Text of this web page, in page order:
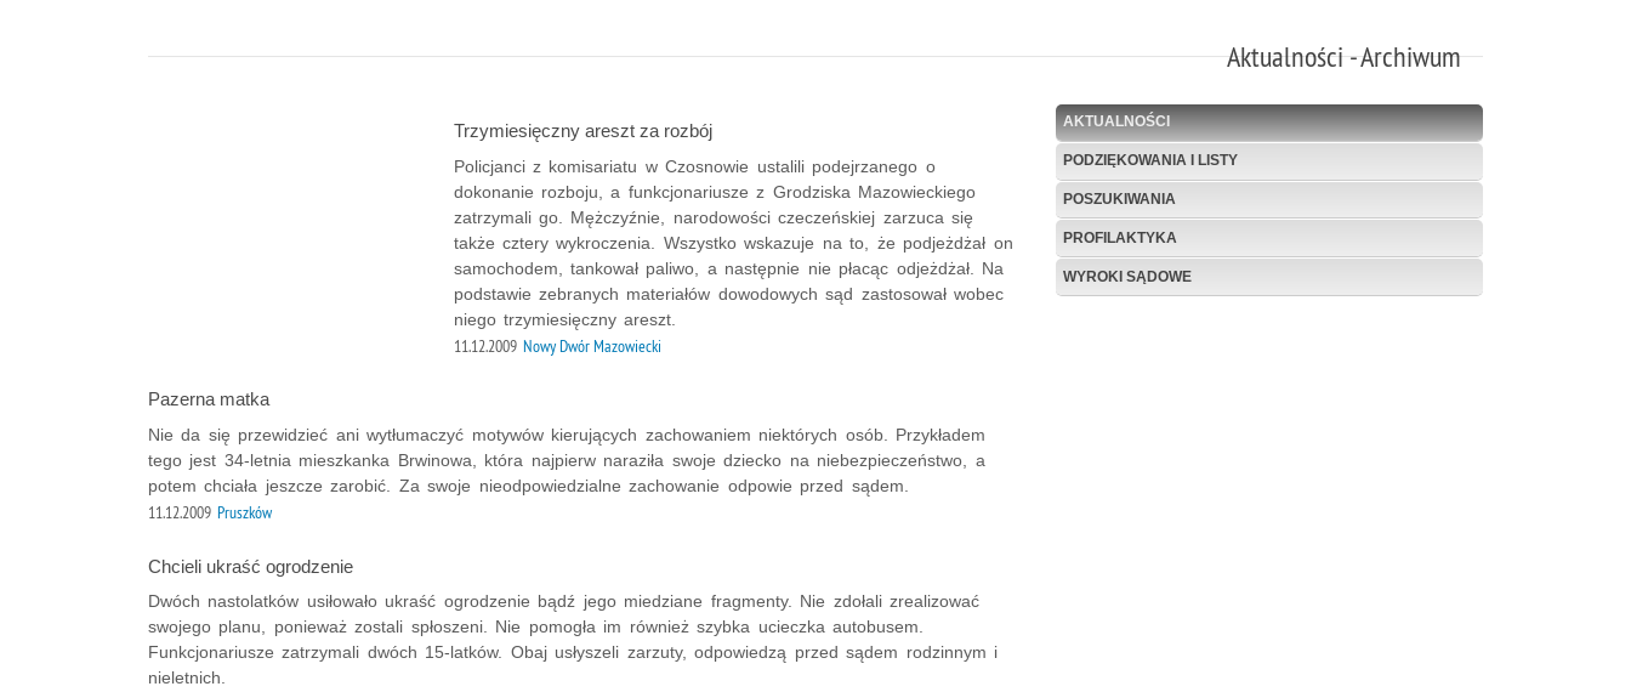
Aktualności - Archiwum
Trzymiesięczny areszt za rozbój
Policjanci z komisariatu w Czosnowie ustalili podejrzanego o
dokonanie rozboju, a funkcjonariusze z Grodziska Mazowieckiego
zatrzymali go. Mężczyźnie, narodowości czeczeńskiej zarzuca się
także cztery wykroczenia. Wszystko wskazuje na to, że podjeżdżał on
samochodem, tankował paliwo, a następnie nie płacąc odjeżdżał. Na
podstawie zebranych materiałów dowodowych sąd zastosował wobec
niego trzymiesięczny areszt.
11.12.2009 Nowy Dwór Mazowiecki
Pazerna matka
Nie da się przewidzieć ani wytłumaczyć motywów kierujących zachowaniem niektórych osób. Przykładem
tego jest 34-letnia mieszkanka Brwinowa, która najpierw naraziła swoje dziecko na niebezpieczeństwo, a
potem chciała jeszcze zarobić. Za swoje nieodpowiedzialne zachowanie odpowie przed sądem.
11.12.2009 Pruszków
Chcieli ukraść ogrodzenie
Dwóch nastolatków usiłowało ukraść ogrodzenie bądź jego miedziane fragmenty. Nie zdołali zrealizować
swojego planu, ponieważ zostali spłoszeni. Nie pomogła im również szybka ucieczka autobusem.
Funkcjonariusze zatrzymali dwóch 15-latków. Obaj usłyszeli zarzuty, odpowiedzą przed sądem rodzinnym i
nieletnich.
AKTUALNOŚCI
PODZIĘKOWANIA I LISTY
POSZUKIWANIA
PROFILAKTYKA
WYROKI SĄDOWE